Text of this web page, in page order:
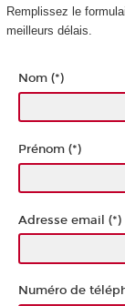
Remplissez le
meilleurs délais.
Nom (*)
Prénom (*)
Adresse email (*)
Numéro de